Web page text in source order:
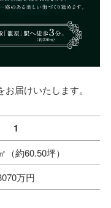
届けいたします。
1
（約60.50坪）
万円